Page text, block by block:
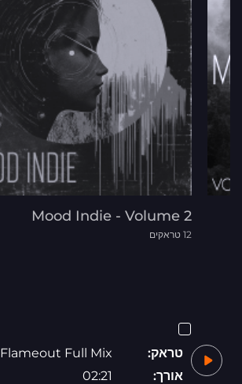
Mood Indie - Volume 2
12 טראקים
טראק:
Flameout Full Mix
אורך:
02:21